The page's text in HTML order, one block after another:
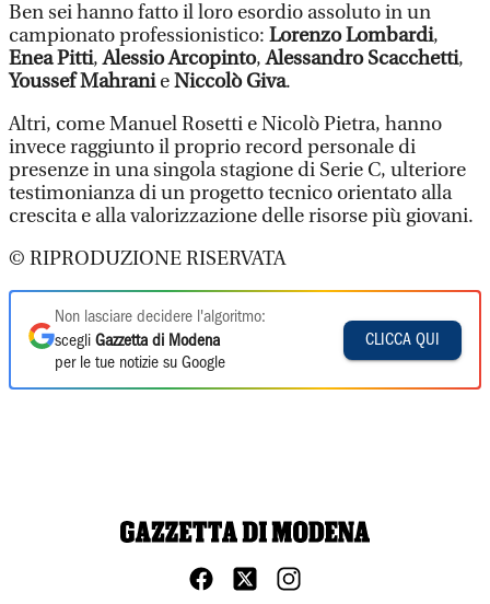
Ben sei hanno fatto il loro esordio assoluto in un
campionato professionistico: Lorenzo Lombardi,
Enea Pitti,Alessio Arcopinto,Alessandro Scacchetti,
Youssef MahranieNiccolò Giva.
Altri, come Manuel Rosetti e Nicolò Pietra, hanno
invece raggiunto il proprio record personale di
presenze in una singola stagione di Serie C, ulteriore
testimonianza di un progetto tecnico orientato alla
crescita e alla valorizzazione delle risorse più giovani.
© RIPRODUZIONE RISERVATA
Non lasciare decidere l'algoritmo:
scegli Gazzetta di Modena
per le tue notizie su Google
CLICCA QUI